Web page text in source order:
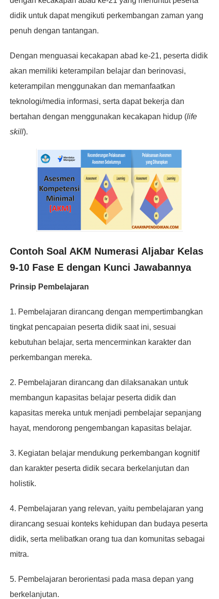
didik untuk dapat mengikuti perkembangan zaman yang
penuh dengan tantangan.
Dengan menguasai kecakapan abad ke-21, peserta didik
akan memiliki keterampilan belajar dan berinovasi,
keterampilan menggunakan dan memanfaatkan
teknologi/media informasi, serta dapat bekerja dan
bertahan dengan menggunakan kecakapan hidup (life
skill).
Contoh Soal AKM Numerasi Aljabar Kelas
9-10 Fase E dengan Kunci Jawabannya
Prinsip Pembelajaran
1. Pembelajaran dirancang dengan mempertimbangkan
tingkat pencapaian peserta didik saat ini, sesuai
kebutuhan belajar, serta mencerminkan karakter dan
perkembangan mereka.
2. Pembelajaran dirancang dan dilaksanakan untuk
membangun kapasitas belajar peserta didik dan
kapasitas mereka untuk menjadi pembelajar sepanjang
hayat, mendorong pengembangan kapasitas belajar.
3. Kegiatan belajar mendukung perkembangan kognitif
dan karakter peserta didik secara berkelanjutan dan
holistik.
4. Pembelajaran yang relevan, yaitu pembelajaran yang
dirancang sesuai konteks kehidupan dan budaya peserta
didik, serta melibatkan orang tua dan komunitas sebagai
mitra.
5. Pembelajaran berorientasi pada masa depan yang
berkelanjutan.